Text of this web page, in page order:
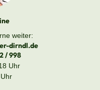
weiter:
dirndl.de
/ 998
Uhr